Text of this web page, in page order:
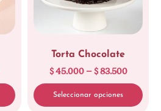
Torta Chocolate
$45.000 – $83.500
Seleccionar opciones